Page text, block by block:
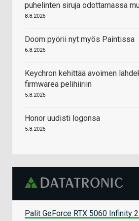
puhelinten siruja odottamassa
8.8.2026
Doom pyörii nyt myös Paintissa
6.8.2026
Keychron kehittää avoimen
firmwarea pelihiiriin
5.8.2026
Honor uudisti logonsa
5.8.2026
Palit GeForce RTX 5060 Infinity